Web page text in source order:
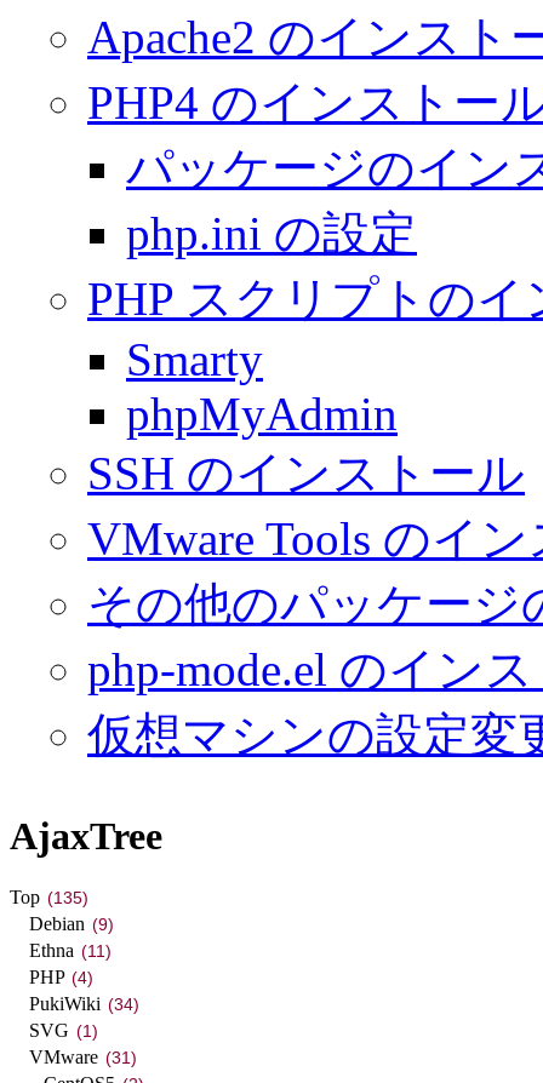
Apache2 のインスト
PHP4 のインストー
パッケージのイン
php.ini の設定
PHP スクリプトの
Smarty
phpMyAdmin
SSH のインストール
VMware Tools のイ
その他のパッケージ
php-mode.el のイン
仮想マシンの設定変
AjaxTree
Top (135)
Debian (9)
Ethna (11)
PHP (4)
PukiWiki (34)
SVG (1)
VMware (31)